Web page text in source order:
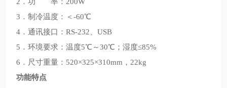
3．制冷温度：＜-60℃
4．通讯接口：RS-232、USB
5．环境要求：温度5℃～30℃；湿度≤85%
6．尺寸重量：520×325×310mm，22kg
功能特点